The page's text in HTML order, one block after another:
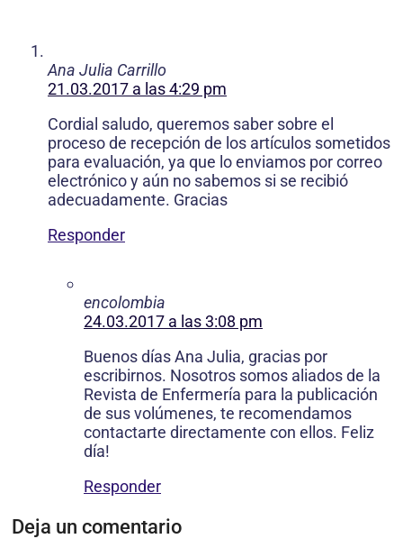
Ana Julia Carrillo
21.03.2017 a las 4:29 pm
Cordial saludo, queremos saber sobre el
proceso de recepción de los artículos sometidos
para evaluación, ya que lo enviamos por correo
electrónico y aún no sabemos si se recibió
adecuadamente. Gracias
Responder
encolombia
24.03.2017 a las 3:08 pm
Buenos días Ana Julia, gracias por
escribirnos. Nosotros somos aliados de la
Revista de Enfermería para la publicación
de sus volúmenes, te recomendamos
contactarte directamente con ellos. Feliz
día!
Responder
Deja un comentario